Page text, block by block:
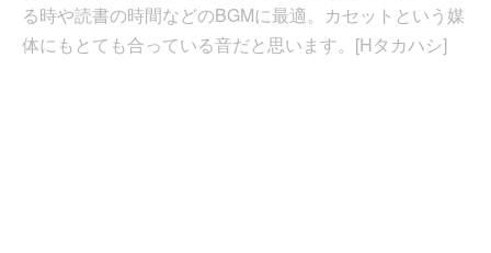
る時や読書の時間などのBGMに最適。カセットという媒
体にもとても合っている音だと思います。[Hタカハシ]